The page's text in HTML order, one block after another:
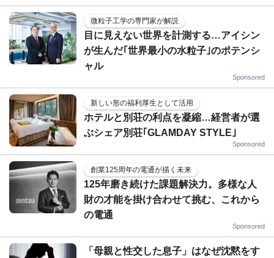
微粒子工学の専門家が解説
目に見えない世界を計測する…アイシン
が生んだ｢世界最小の水粒子｣のポテンシ
ャル
Sponsored
新しい形の福利厚生として活用
ホテルと別荘の利点を凝縮…経営者が選
ぶシェア別荘｢GLAMDAY STYLE｣
Sponsored
創業125周年の電通が描く未来
125年磨き続けた課題解決力。多様な人
財の才能を掛け合わせて挑む、これから
の電通
Sponsored
「母親と性交した息子」はなぜ沈黙をす